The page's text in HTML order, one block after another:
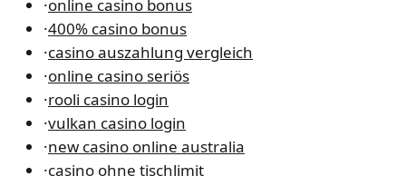
·online casino bonus
·400% casino bonus
·casino auszahlung vergleich
·online casino seriös
·rooli casino login
·vulkan casino login
·new casino online australia
·casino ohne tischlimit